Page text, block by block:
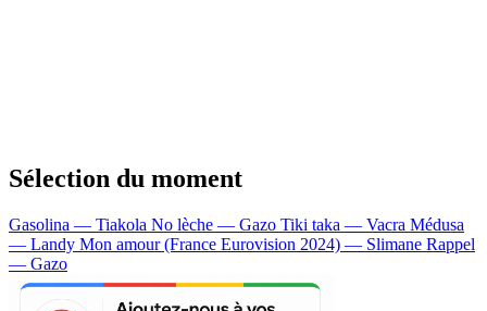
Sélection du moment
Gasolina — Tiakola No lèche — Gazo Tiki taka — Vacra Médusa
— Landy Mon amour (France Eurovision 2024) — Slimane Rappel
— Gazo